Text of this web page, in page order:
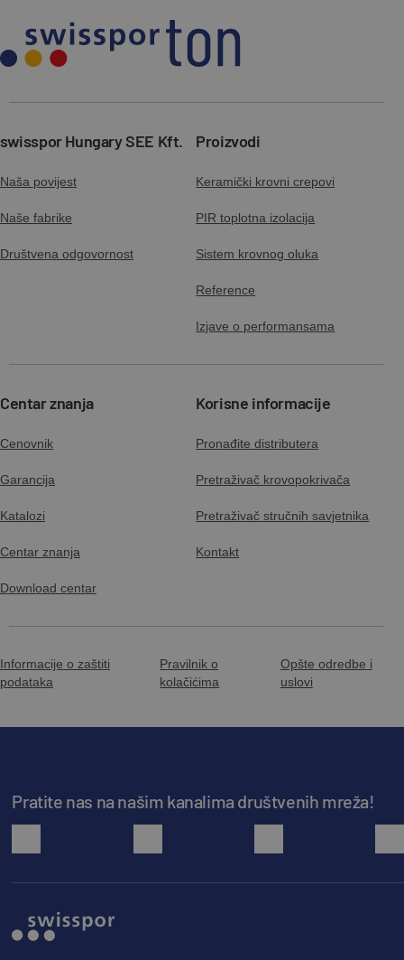
swisspor Hungary SEE Kft.
Naša povijest
Naše fabrike
Društvena odgovornost
Proizvodi
Keramički krovni crepovi
PIR toplotna izolacija
Sistem krovnog oluka
Reference
Izjave o performansama
Centar znanja
Cenovnik
Garancija
Katalozi
Centar znanja
Download centar
Korisne informacije
Pronađite distributera
Pretraživač krovopokrivača
Pretraživač stručnih savjetnika
Kontakt
Informacije o zaštiti
podataka
Pravilnik o
kolačićima
Opšte odredbe i
uslovi
Pratite nas na našim kanalima društvenih mreža!
facebook youtube instagram